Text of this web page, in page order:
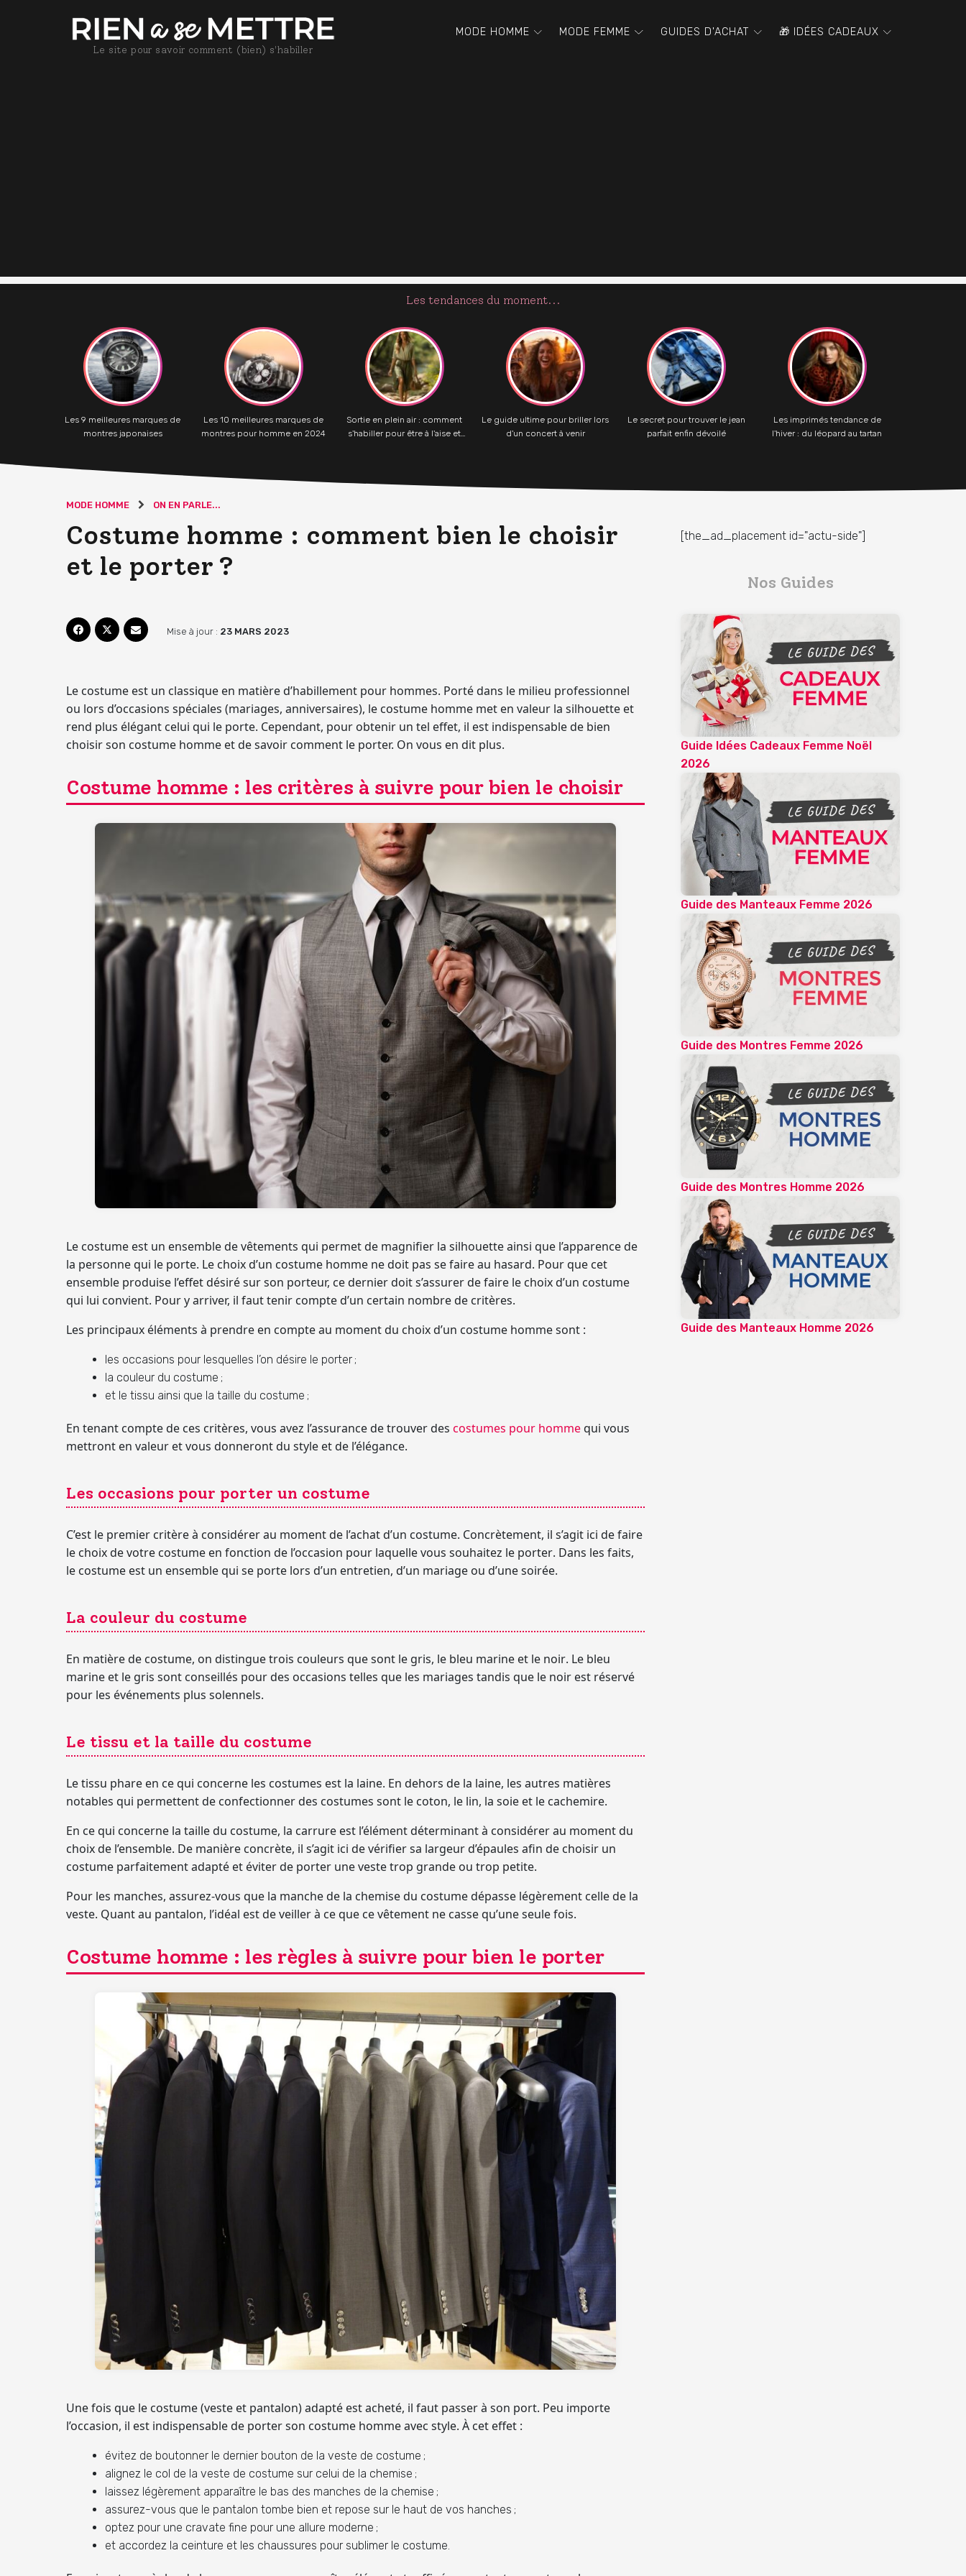
Le site pour savoir comment (bien) s'habiller
MODE HOMME MODE FEMME GUIDES D'ACHAT 🎁 IDÉES CADEAUX
Les tendances du moment...
Les 9 meilleures marques de
montres japonaises
Les 10 meilleures marques de
montres pour homme en 2024
Sortie en plein air : comment
s'habiller pour être à l'aise et
Le guide ultime pour briller lors
d'un concert à venir
Le secret pour trouver le jean
parfait enfin dévoilé
Les imprimés tendance de
l'hiver : du léopard au tartan
MODE HOMME ON EN PARLE...
Costume homme : comment bien le choisir
et le porter ?
Mise à jour : 23 MARS 2023
Le costume est un classique en matière d’habillement pour hommes. Porté dans le milieu professionnel
ou lors d’occasions spéciales (mariages, anniversaires), le costume homme met en valeur la silhouette et
rend plus élégant celui qui le porte. Cependant, pour obtenir un tel effet, il est indispensable de bien
choisir son costume homme et de savoir comment le porter. On vous en dit plus.
Costume homme : les critères à suivre pour bien le choisir
Le costume est un ensemble de vêtements qui permet de magnifier la silhouette ainsi que l’apparence de
la personne qui le porte. Le choix d’un costume homme ne doit pas se faire au hasard. Pour que cet
ensemble produise l’effet désiré sur son porteur, ce dernier doit s’assurer de faire le choix d’un costume
qui lui convient. Pour y arriver, il faut tenir compte d’un certain nombre de critères.
Les principaux éléments à prendre en compte au moment du choix d’un costume homme sont :
les occasions pour lesquelles l’on désire le porter ;
la couleur du costume ;
et le tissu ainsi que la taille du costume ;
En tenant compte de ces critères, vous avez l’assurance de trouver des costumes pour hommequi vous
mettront en valeur et vous donneront du style et de l’élégance.
Les occasions pour porter un costume
C’est le premier critère à considérer au moment de l’achat d’un costume. Concrètement, il s’agit ici de faire
le choix de votre costume en fonction de l’occasion pour laquelle vous souhaitez le porter. Dans les faits,
le costume est un ensemble qui se porte lors d’un entretien, d’un mariage ou d’une soirée.
La couleur du costume
En matière de costume, on distingue trois couleurs que sont le gris, le bleu marine et le noir. Le bleu
marine et le gris sont conseillés pour des occasions telles que les mariages tandis que le noir est réservé
pour les événements plus solennels.
Le tissu et la taille du costume
Le tissu phare en ce qui concerne les costumes est la laine. En dehors de la laine, les autres matières
notables qui permettent de confectionner des costumes sont le coton, le lin, la soie et le cachemire.
En ce qui concerne la taille du costume, la carrure est l’élément déterminant à considérer au moment du
choix de l’ensemble. De manière concrète, il s’agit ici de vérifier sa largeur d’épaules afin de choisir un
costume parfaitement adapté et éviter de porter une veste trop grande ou trop petite.
Pour les manches, assurez-vous que la manche de la chemise du costume dépasse légèrement celle de la
veste. Quant au pantalon, l’idéal est de veiller à ce que ce vêtement ne casse qu’une seule fois.
Costume homme : les règles à suivre pour bien le porter
Une fois que le costume (veste et pantalon) adapté est acheté, il faut passer à son port. Peu importe
l’occasion, il est indispensable de porter son costume homme avec style. À cet effet :
évitez de boutonner le dernier bouton de la veste de costume ;
alignez le col de la veste de costume sur celui de la chemise ;
laissez légèrement apparaître le bas des manches de la chemise ;
assurez-vous que le pantalon tombe bien et repose sur le haut de vos hanches ;
optez pour une cravate fine pour une allure moderne ;
et accordez la ceinture et les chaussures pour sublimer le costume.
[the_ad_placement id="actu-side"]
Nos Guides
Guide Idées Cadeaux Femme Noël
2026
Guide des Manteaux Femme 2026
Guide des Montres Femme 2026
Guide des Montres Homme 2026
Guide des Manteaux Homme 2026